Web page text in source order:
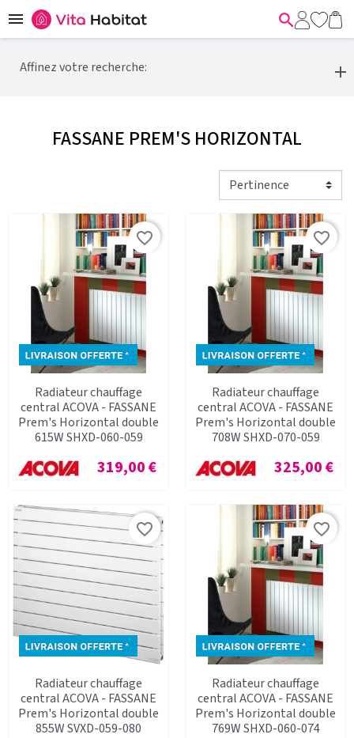
 
Affinez votre recherche:
FASSANE PREM'S HORIZONTAL
Radiateur chauffage
central ACOVA - FASSANE
Prem's Horizontal double
615W SHXD-060-059
Prix
319,00 €
favorite_border
Radiateur chauffage
central ACOVA - FASSANE
Prem's Horizontal double
708W SHXD-070-059
Prix
325,00 €
favorite_border
Radiateur chauffage
central ACOVA - FASSANE
Prem's Horizontal double
855W SVXD-059-080
favorite_border
Radiateur chauffage
central ACOVA - FASSANE
Prem's Horizontal double
769W SHXD-060-074
favorite_border